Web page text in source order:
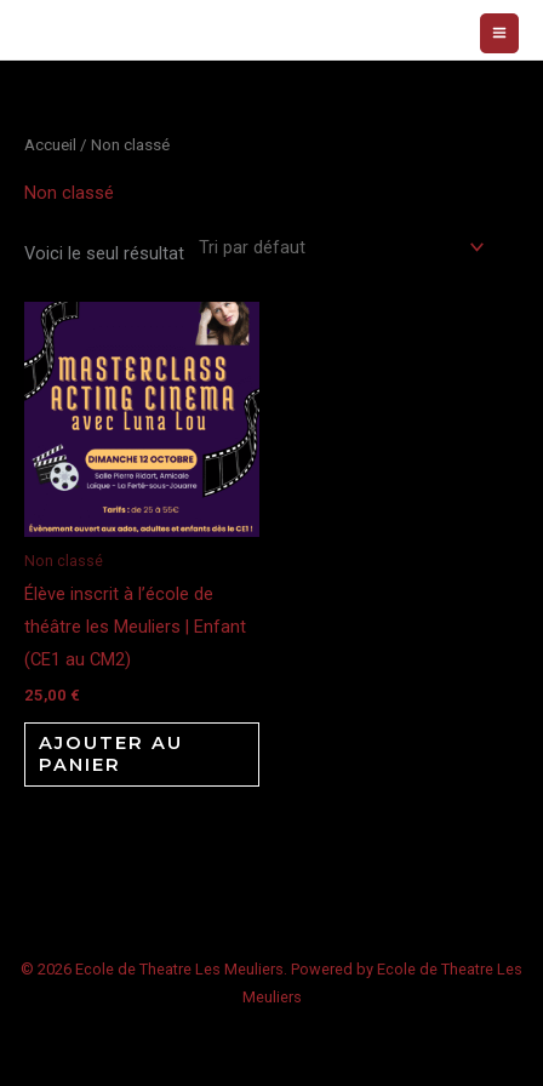
Accueil / Non classé
Non classé
Voici le seul résultat
Non classé
Élève inscrit à l’école de
théâtre les Meuliers | Enfant
(CE1 au CM2)
25,00 €
AJOUTER AU
PANIER
© 2026 Ecole de Theatre Les Meuliers. Powered by Ecole de Theatre Les
Meuliers